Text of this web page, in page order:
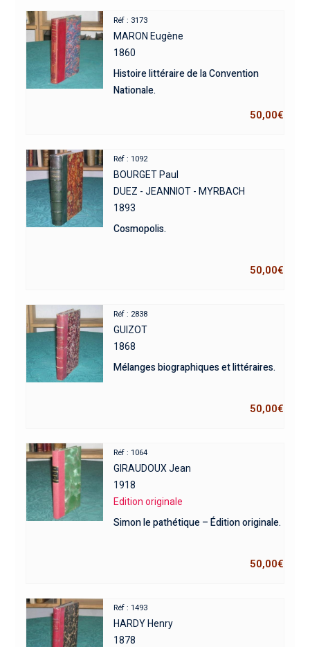
Réf : 3173
MARON Eugène
1860
Histoire littéraire de la Convention
Nationale.
50,00€
Réf : 1092
BOURGET Paul
DUEZ - JEANNIOT - MYRBACH
1893
Cosmopolis.
50,00€
Réf : 2838
GUIZOT
1868
Mélanges biographiques et littéraires.
50,00€
Réf : 1064
GIRAUDOUX Jean
1918
Edition originale
Simon le pathétique – Édition originale.
50,00€
Réf : 1493
HARDY Henry
1878